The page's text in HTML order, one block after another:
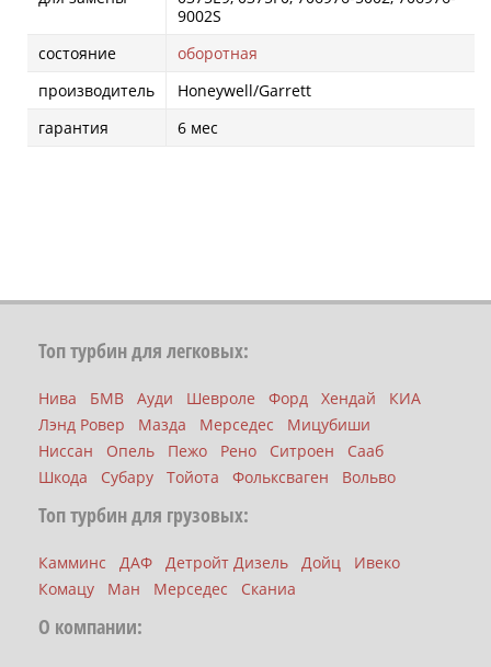
9002S
состояние
оборотная
производитель
Honeywell/Garrett
гарантия
6 мес
Топ турбин для легковых:
Нива БМВ Ауди Шевроле Форд Хендай
КИА
Лэнд Ровер
Мазда Мерседес
Мицубиши
Ниссан
Опель Пежо Рено Ситроен
Сааб
Шкода
Субару Тойота Фольксваген Вольво
Топ турбин для грузовых:
Камминс ДАФ Детройт Дизель Дойц
Ивеко
Комацу
Ман Мерседес Сканиа
О компании: